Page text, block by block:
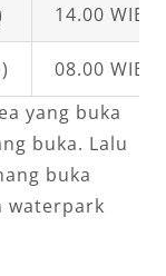
14.00 WIB
08.00 WIB
yang buka
buka. Lalu
buka
waterpark